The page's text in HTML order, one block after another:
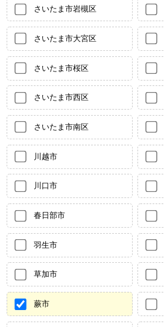
さいたま市岩槻区
さいたま市大宮区
さいたま市桜区
さいたま市西区
さいたま市南区
川越市
川口市
春日部市
羽生市
草加市
蕨市